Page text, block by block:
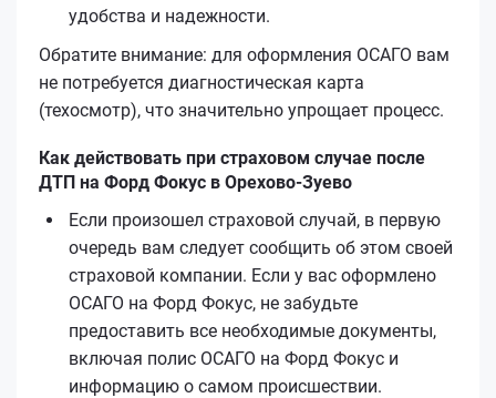
удобства и надежности.
Обратите внимание: для оформления ОСАГО вам
не потребуется диагностическая карта
(техосмотр), что значительно упрощает процесс.
Как действовать при страховом случае после
ДТП на Форд Фокус в Орехово-Зуево
Если произошел страховой случай, в первую
очередь вам следует сообщить об этом своей
страховой компании. Если у вас оформлено
ОСАГО на Форд Фокус, не забудьте
предоставить все необходимые документы,
включая полис ОСАГО на Форд Фокус и
информацию о самом происшествии.